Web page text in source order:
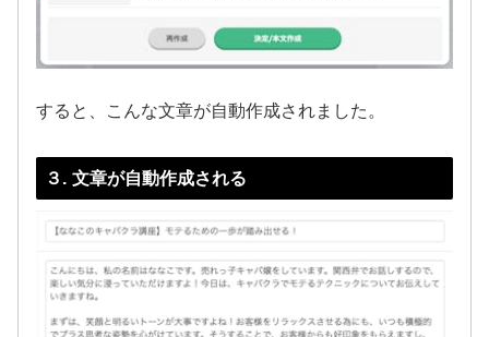
すると、こんな文章が自動作成されました。
３. 文章が自動作成される